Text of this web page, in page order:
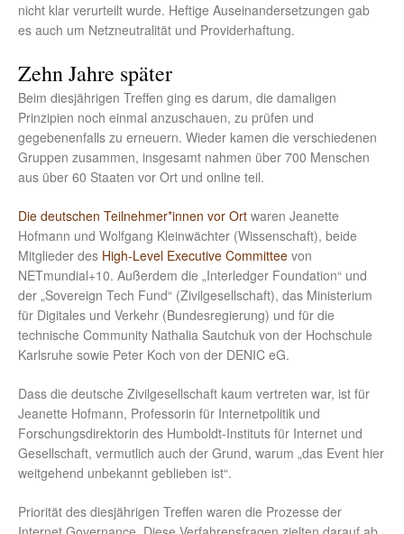
nicht klar verurteilt wurde. Heftige Auseinandersetzungen gab
es auch um Netzneutralität und Providerhaftung.
Zehn Jahre später
Beim diesjährigen Treffen ging es darum, die damaligen
Prinzipien noch einmal anzuschauen, zu prüfen und
gegebenenfalls zu erneuern. Wieder kamen die verschiedenen
Gruppen zusammen, insgesamt nahmen über 700 Menschen
aus über 60 Staaten vor Ort und online teil.
Die deutschen Teilnehmer*innen vor Ort waren Jeanette
Hofmann und Wolfgang Kleinwächter (Wissenschaft), beide
Mitglieder des High-Level Executive Committee von
NETmundial+10. Außerdem die „Interledger Foundation“ und
der „Sovereign Tech Fund“ (Zivilgesellschaft), das Ministerium
für Digitales und Verkehr (Bundesregierung) und für die
technische Community Nathalia Sautchuk von der Hochschule
Karlsruhe sowie Peter Koch von der DENIC eG.
Dass die deutsche Zivilgesellschaft kaum vertreten war, ist für
Jeanette Hofmann, Professorin für Internetpolitik und
Forschungsdirektorin des Humboldt-Instituts für Internet und
Gesellschaft, vermutlich auch der Grund, warum „das Event hier
weitgehend unbekannt geblieben ist“.
Priorität des diesjährigen Treffen waren die Prozesse der